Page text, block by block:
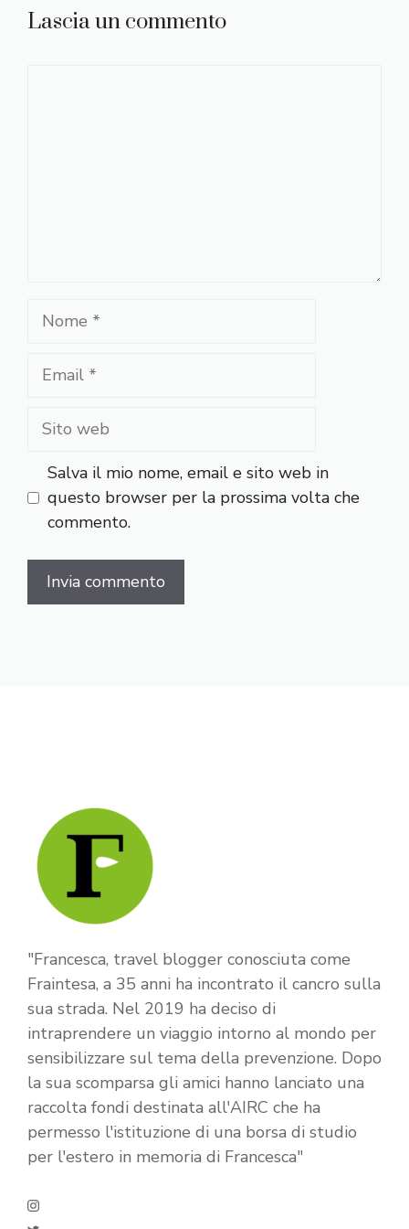
Lascia un commento
Nome
Email
Sito
Salva il mio nome, email e sito web in
questo browser per la prossima volta che
commento.
"Francesca, travel blogger conosciuta come
Fraintesa, a 35 anni ha incontrato il cancro sulla
sua strada. Nel 2019 ha deciso di
intraprendere un viaggio intorno al mondo per
sensibilizzare sul tema della prevenzione. Dopo
la sua scomparsa gli amici hanno lanciato una
raccolta fondi destinata all'AIRC che ha
permesso l'istituzione di una borsa di studio
per l'estero in memoria di Francesca"